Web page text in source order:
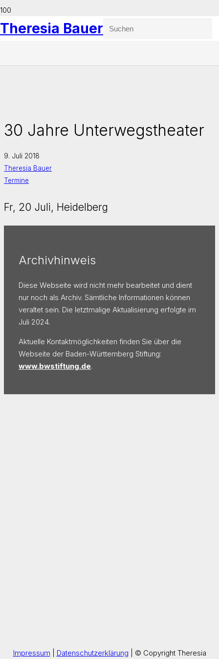
Theresia Bauer
30 Jahre Unterwegstheater
9. Juli 2018
Theresia Bauer
Termine
Fr, 20 Juli, Heidelberg
Archivhinweis
Diese Webseite wird nicht mehr bearbeitet und dient
nur noch als Archiv. Sämtliche Informationen können
veraltet sein. Die letztmalige Aktualisierung erfolgte im
Juli 2024.
Aktuelle Kontaktmöglichkeiten finden Sie über die
Webseite der Baden-Württemberg Stiftung:
www.bwstiftung.de.
Impressum Datenschutzerklärung | © Copyright Theresia